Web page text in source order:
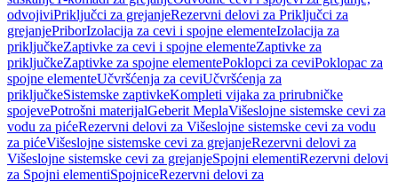
odvojiviPriključci za grejanjeRezervni delovi za Priključci za
grejanjePriborIzolacija za cevi i spojne elementeIzolacija za
priključkeZaptivke za cevi i spojne elementeZaptivke za
priključkeZaptivke za spojne elementePoklopci za ceviPoklopac za
spojne elementeUčvršćenja za ceviUčvršćenja za
priključkeSistemske zaptivkeKompleti vijaka za prirubničke
spojevePotrošni materijalGeberit MeplaVišeslojne sistemske cevi za
vodu za pićeRezervni delovi za Višeslojne sistemske cevi za vodu
za pićeVišeslojne sistemske cevi za grejanjeRezervni delovi za
Višeslojne sistemske cevi za grejanjeSpojni elementiRezervni delovi
za Spojni elementiSpojniceRezervni delovi za